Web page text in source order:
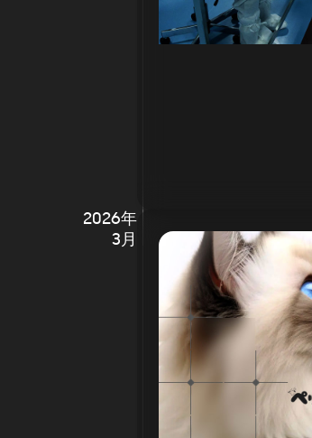
2026年
3月